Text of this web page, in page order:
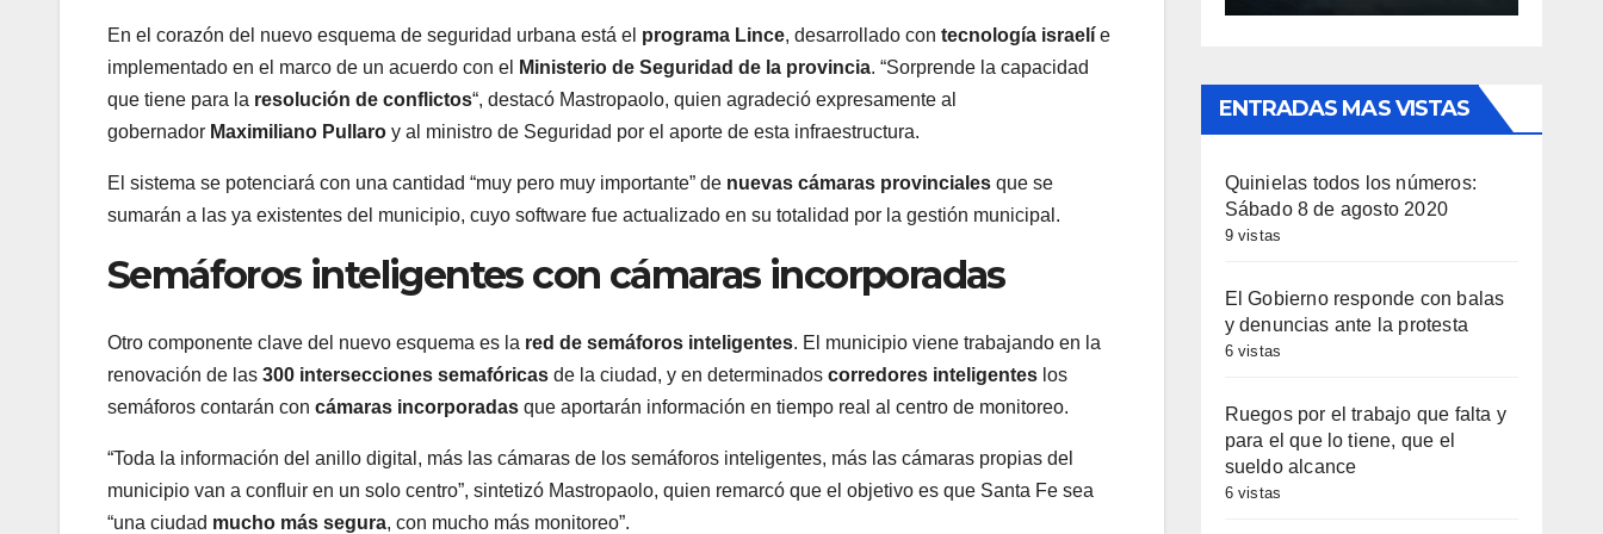
En el corazón del nuevo esquema de seguridad urbana está el programa Lince, desarrollado con tecnología israelí e
implementado en el marco de un acuerdo con el
Ministerio de Seguridad de la provincia. “Sorprende la capacidad
que tiene para la resolución de conflictos“, destacó Mastropaolo, quien agradeció expresamente al
gobernador Maximiliano Pullaro y al ministro de Seguridad por el aporte de esta infraestructura.
El sistema se potenciará con una cantidad “muy pero muy importante” de nuevas cámaras provinciales que se
sumarán a las ya existentes del municipio, cuyo software fue actualizado en su totalidad por la gestión municipal.
Semáforos inteligentes con cámaras incorporadas
Otro componente clave del nuevo esquema es la red de semáforos inteligentes. El municipio viene trabajando en la
renovación de las 300 intersecciones semafóricas de la ciudad, y en determinados corredores inteligentes los
semáforos contarán con cámaras incorporadas que aportarán información en tiempo real al centro de monitoreo.
“Toda la información del anillo digital, más las cámaras de los semáforos inteligentes, más las cámaras propias del
municipio van a confluir en un solo centro”, sintetizó Mastropaolo, quien remarcó que el objetivo es que Santa Fe sea
“una ciudad mucho más segura, con mucho más monitoreo”.
ENTRADAS MAS VISTAS
Quinielas todos los números:
Sábado 8 de agosto 2020
9 vistas
El Gobierno responde con balas
y denuncias ante la protesta
6 vistas
Ruegos por el trabajo que falta y
para el que lo tiene, que el
sueldo alcance
6 vistas